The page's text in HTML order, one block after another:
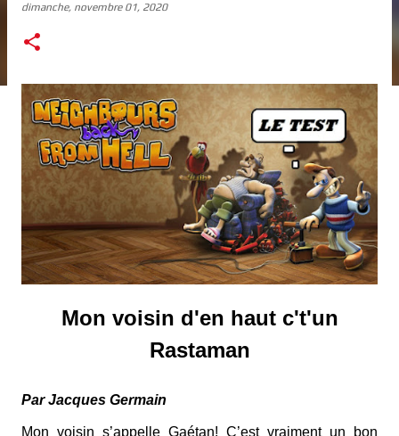
dimanche, novembre 01, 2020
Mon voisin d'en haut c't'un
Rastaman
Par Jacques Germain
Mon voisin s’appelle Gaétan! C’est vraiment un bon